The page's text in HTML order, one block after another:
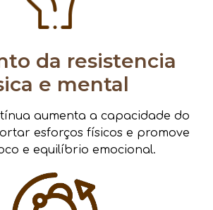
da resistencia
e mental
aumenta a capacidade do
esforços físicos e promove
e equilíbrio emocional.